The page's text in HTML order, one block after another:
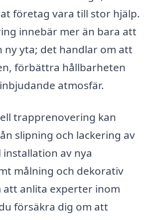
företag vara till stor hjälp.
innebär mer än bara att
ny yta; det handlar om att
förbättra hållbarheten
atmosfär.
trapprenovering kan
slipning och lackering av
av nya
målning och dekorativ
att anlita experter inom
försäkra dig om att